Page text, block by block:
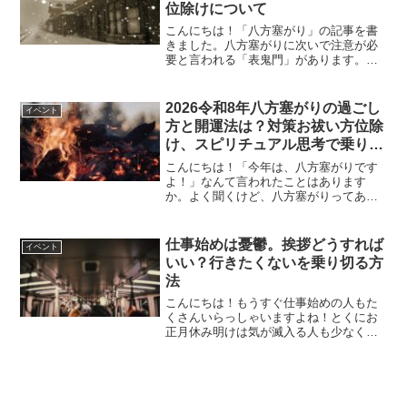
位除けについて
こんにちは！「八方塞がり」の記事を書
きました。八方塞がりに次いで注意が必
要と言われる「表鬼門」があります。今
window.adsbygoogle || []).pu...
イベント
2026令和8年八方塞がりの過ごし
方と開運法は？対策お祓い方位除
け、スピリチュアル思考で乗り切
ろう
こんにちは！「今年は、八方塞がりです
よ！」なんて言われたことはあります
か。よく聞くけど、八方塞がりってあま
した。 (adsbygoogle = window.adsb...
イベント
仕事始めは憂鬱。挨拶どうすれば
いい？行きたくないを乗り切る方
法
こんにちは！もうすぐ仕事始めの人もた
くさんいらっしゃいますよね！とくにお
正月休み明けは気が滅入る人も少なくな